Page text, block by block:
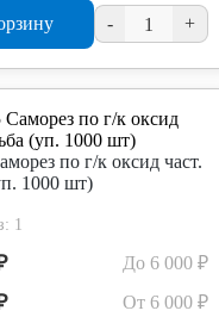
- +
по г/к оксид част.
1000 шт)
1
До 6 000 ₽
От 6 000 ₽